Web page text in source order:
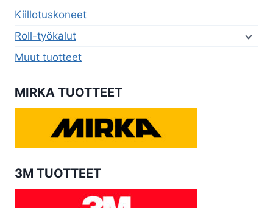
Kiillotuskoneet
Roll-työkalut
Muut tuotteet
MIRKA TUOTTEET
3M TUOTTEET